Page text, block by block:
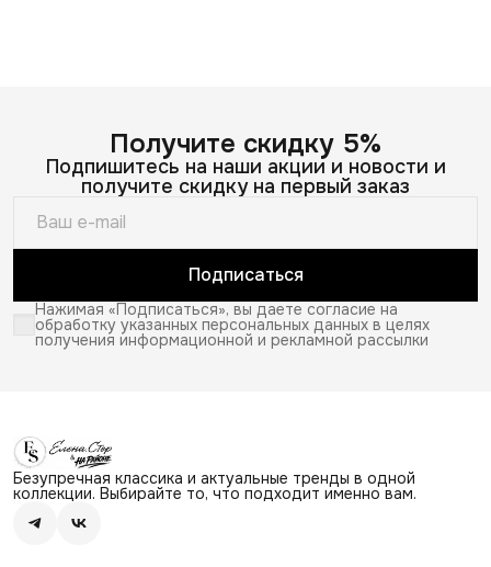
Получите скидку 5%
Подпишитесь на наши акции и новости и
получите скидку на первый заказ
Подписаться
Нажимая «Подписаться», вы даете согласие на
обработку указанных персональных данных в целях
получения информационной и рекламной рассылки
Безупречная классика и актуальные тренды в одной
коллекции. Выбирайте то, что подходит именно вам.